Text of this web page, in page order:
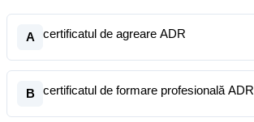
A certificatul de agreare ADR
B certificatul de formare profesională ADR